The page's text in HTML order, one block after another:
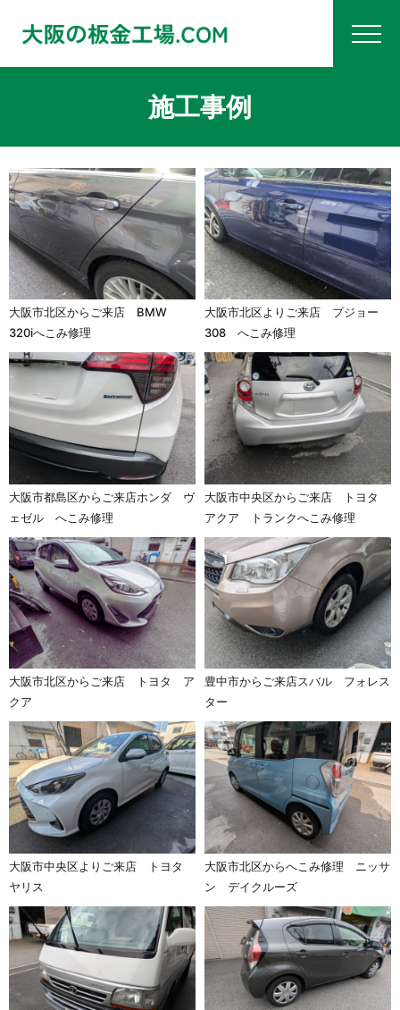
施工事例
大阪市北区からご来店 BMW
320iへこみ修理
大阪市北区よりご来店 プジョー
308 へこみ修理
大阪市都島区からご来店ホンダ ヴ
ェゼル へこみ修理
大阪市中央区からご来店 トヨタ
アクア トランクへこみ修理
大阪市北区からご来店 トヨタ ア
クア
豊中市からご来店スバル フォレス
ター
大阪市中央区よりご来店 トヨタ
ヤリス
大阪市北区からへこみ修理 ニッサ
ン デイクルーズ